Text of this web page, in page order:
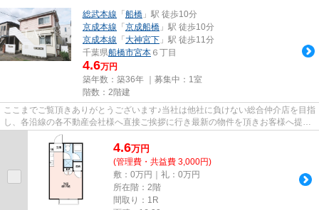
総武本線 「 船橋 」駅 徒歩10分
京成本線 「 京成船橋 」駅 徒歩10分
京成本線 「 大神宮下 」駅 徒歩11分
千葉県船橋市宮本 ６丁目
4.6万円
築年数：築36年 ｜募集中： 1室
階数：2階建
ここまでご覧頂きありがとうございます♪当社は他社に負けない総合仲介店を目指
し、各沿線の各不動産会社様へ直接ご挨拶に行き最新の物件を頂きお客様へ提供
しております！最新の情報は...
4.6万円
(管理費・共益費 3,000円)
敷：0万円｜礼：0万円
所在階：2階
間取り：1R